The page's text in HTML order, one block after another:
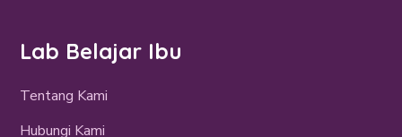
Lab Belajar Ibu
Tentang Kami
Hubungi Kami